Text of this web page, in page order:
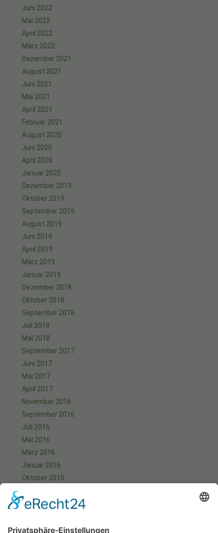
Juni 2022
Mai 2022
April 2022
März 2022
Dezember 2021
August 2021
Juni 2021
Mai 2021
April 2021
Februar 2021
August 2020
Juni 2020
April 2020
Januar 2020
Dezember 2019
Oktober 2019
September 2019
August 2019
Juni 2019
April 2019
März 2019
Januar 2019
Dezember 2018
Oktober 2018
September 2018
Juli 2018
Mai 2018
September 2017
Juni 2017
Mai 2017
April 2017
November 2016
September 2016
Juli 2016
Mai 2016
März 2016
Januar 2016
Oktober 2015
August 2015
Juni 2015